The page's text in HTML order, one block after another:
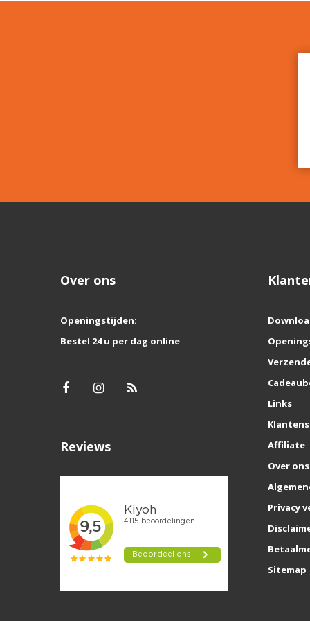
Over ons
Openingstijden:
Bestel 24 u per dag online
Reviews
Links
Affiliate
Over ons
Privacy
Sitemap